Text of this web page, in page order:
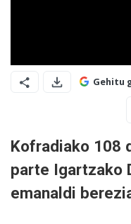
Gehitu
Kofradiako 108
parte Igartzako
emanaldi